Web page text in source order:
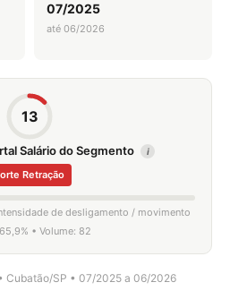
07/2025
até 06/2026
13
Salário do Segmento i
Retração
de desligamento / movimento
• Volume: 82
Cubatão/SP • 07/2025 a 06/2026